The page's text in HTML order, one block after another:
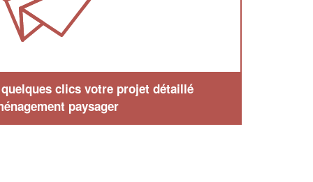
clics votre projet détaillé
paysager